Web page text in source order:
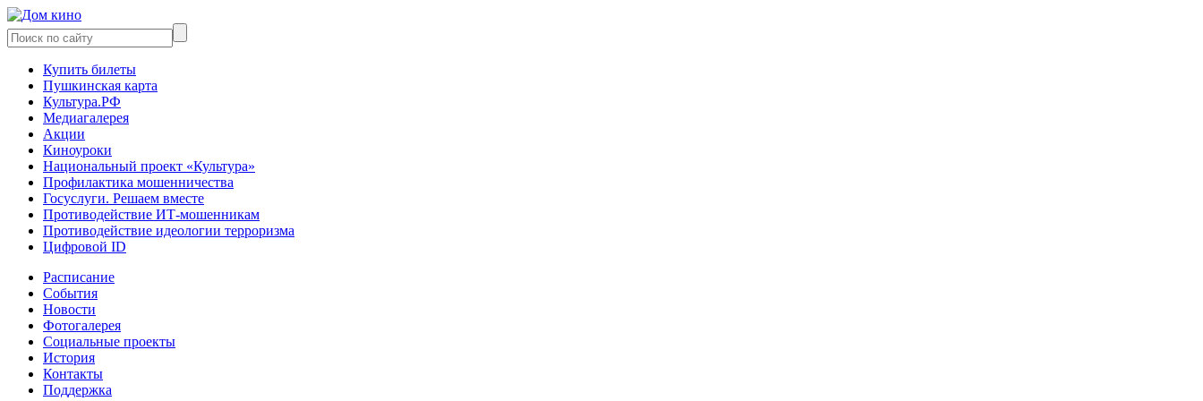
Купить билеты
Пушкинская карта
Культура.РФ
Медиагалерея
Акции
Киноуроки
Национальный проект «Культура»
Профилактика мошенничества
Госуслуги. Решаем вместе
Противодействие ИТ-мошенникам
Противодействие идеологии терроризма
Цифровой ID
Расписание
События
Новости
Фотогалерея
Социальные проекты
История
Контакты
Поддержка